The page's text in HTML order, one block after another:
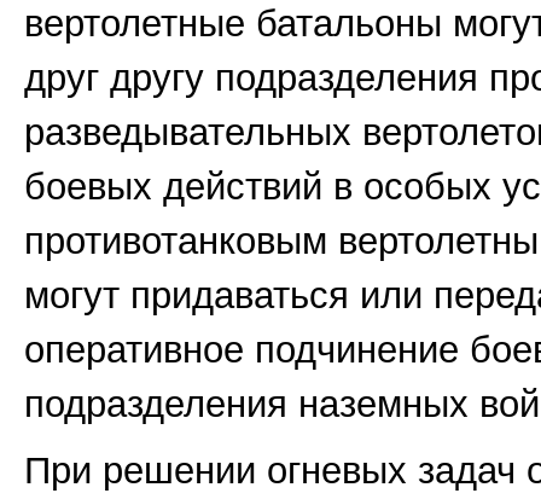
вертолетные батальоны
друг другу подразделения
разведывательных
боевых действий в особых
противотанковым
могут придаваться или
оперативное подчинение
подразделения наземных
При решении огневых задач